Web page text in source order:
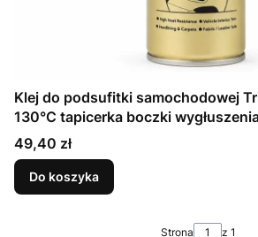
Klej do podsufitki samochodowej
130°C tapicerka boczki
Cena
49,40 zł
Do koszyka
Strona z 1